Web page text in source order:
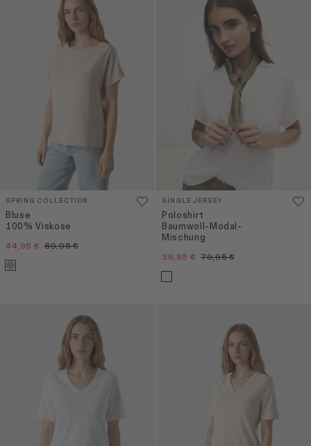
SPRING COLLECTION
Bluse
100% Viskose
44,95 € 89,95 €
SINGLE JERSEY
Poloshirt
Baumwoll-Modal-
Mischung
39,95 € 79,95 €